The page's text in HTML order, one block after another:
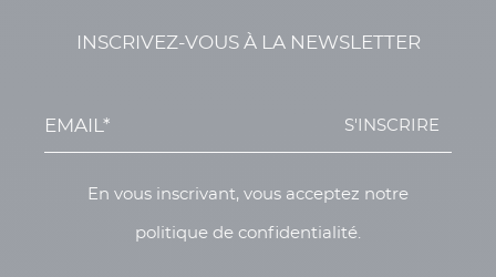
INSCRIVEZ-VOUS À LA NEWSLETTER
S'INSCRIRE
En vous inscrivant, vous acceptez notre
politique de confidentialité.